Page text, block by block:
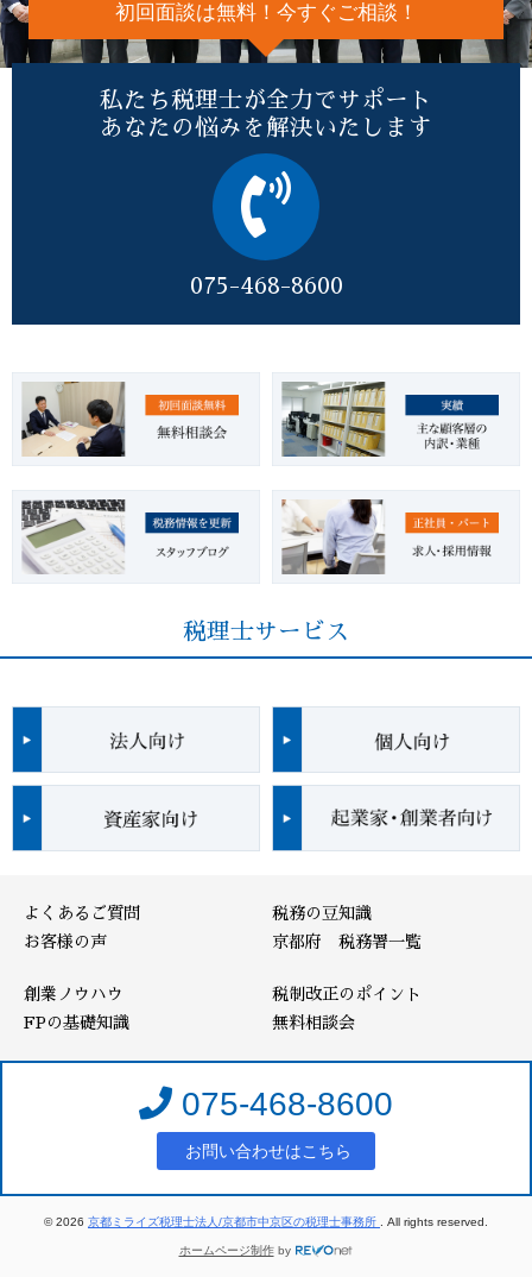
初回面談は無料！今すぐご相談！
私たち税理士が全力でサポート
あなたの悩みを解決いたします
075-468-8600
税理士サービス
よくあるご質問
お客様の声
税務の豆知識
京都府 税務署一覧
創業ノウハウ
FPの基礎知識
税制改正のポイント
無料相談会
075-468-8600
お問い合わせはこちら
© 2026 京都ミライズ税理士法人/京都市中京区の税理士事務所 . All rights reserved.
ホームページ制作by